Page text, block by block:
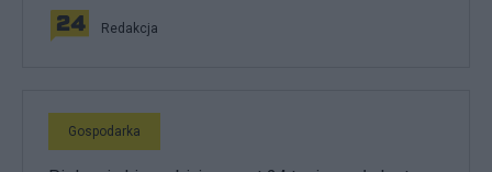
Redakcja
Gospodarka